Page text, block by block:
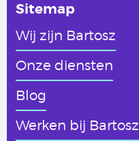
Sitemap
Wij zijn Bartosz
Onze diensten
Blog
Werken bij Bartosz